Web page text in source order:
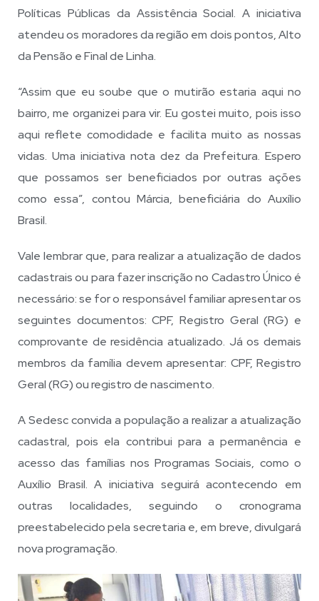
Políticas Públicas da Assistência Social. A iniciativa
atendeu os moradores da região em dois pontos, Alto
da Pensão e Final de Linha.
“Assim que eu soube que o mutirão estaria aqui no
bairro, me organizei para vir. Eu gostei muito, pois isso
aqui reflete comodidade e facilita muito as nossas
vidas. Uma iniciativa nota dez da Prefeitura. Espero
que possamos ser beneficiados por outras ações
como essa”, contou Márcia, beneficiária do Auxílio
Brasil.
Vale lembrar que, para realizar a atualização de dados
cadastrais ou para fazer inscrição no Cadastro Único é
necessário: se for o responsável familiar apresentar os
seguintes documentos: CPF, Registro Geral (RG) e
comprovante de residência atualizado. Já os demais
membros da família devem apresentar: CPF, Registro
Geral (RG) ou registro de nascimento.
A Sedesc convida a população a realizar a atualização
cadastral, pois ela contribui para a permanência e
acesso das famílias nos Programas Sociais, como o
Auxílio Brasil. A iniciativa seguirá acontecendo em
outras localidades, seguindo o cronograma
preestabelecido pela secretaria e, em breve, divulgará
nova programação.